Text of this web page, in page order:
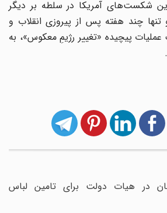
شکست‌های آمریکا در سلطه بر دیگر
چند هفته پس از پیروزی انقلاب و
پیچیده «تغییر رژیمِ معکوس»، به
هیات دولت برای تامین لباس